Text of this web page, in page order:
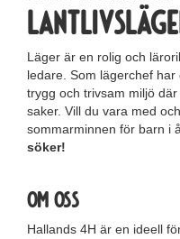
Läger är en rolig och
ledare. Som lägerchef
trygg och trivsam miljö
saker. Vill du vara med
sommarminnen för barn i
söker!
Om oss
Hallands 4H är en ideell